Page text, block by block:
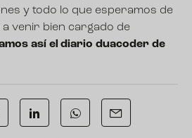
y todo lo que esperamos de
venir bien cargado de
así el diario duacoder de